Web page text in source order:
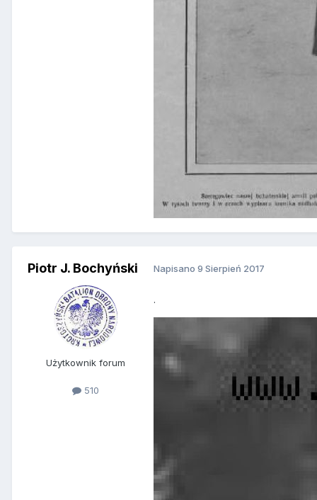
Piotr J. Bochyński
Użytkownik forum
510
Napisano 9 Sierpień 2017
.